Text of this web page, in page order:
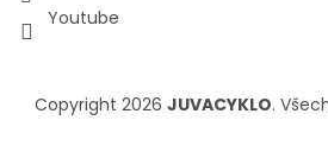
Youtube
Copyright 2026 JUVACYKLO.